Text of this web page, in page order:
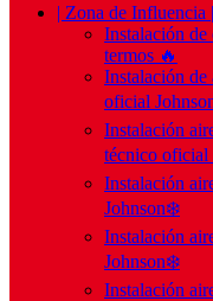
| Zona de Influencia |
Instalación de
termos 🔥
Instalación de
oficial
Instalación
técnico
Instalación
Johnson❄️
Instalación
Johnson❄️
Instalación